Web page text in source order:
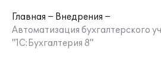
Главная
Внедрения
Автоматизация бухгалтерского
"1С:Бухгалтерия 8"